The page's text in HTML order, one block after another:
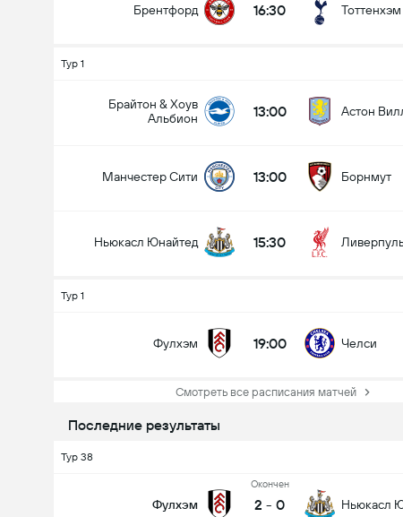
Брентфорд 16:30
Тур 1
Брайтон & Хоув
Альбион
13:00 Астон
Манчестер Сити 13:00 Борнмут
Ньюкасл Юнайтед 15:30
Тур 1
Фулхэм 19:00 Челси
Смотреть все расписания матчей
Последние результаты
Тур 38
Фулхэм
Oкончен
2 - 0 Ньюкасл